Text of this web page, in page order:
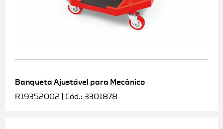
Banqueta Ajustável para Mecânico
R19352002 | Cód.: 3301878